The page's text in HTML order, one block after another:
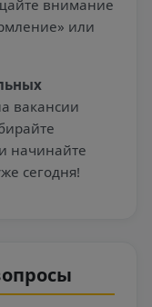
внимание
или
вакансии
и начинайте
сегодня!